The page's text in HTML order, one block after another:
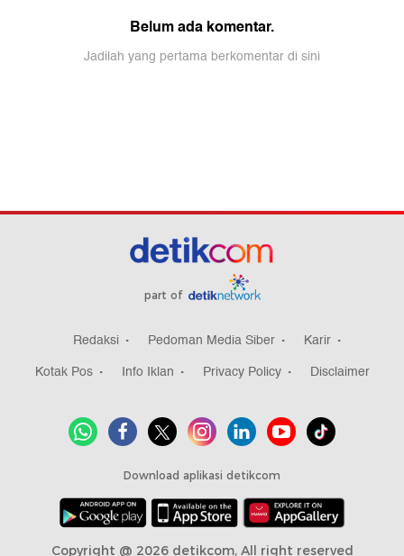
part of
Redaksi Pedoman Media Siber
Karir
Kotak Pos
Info Iklan Privacy Policy Disclaimer
Download aplikasi detikcom
Copyright @ 2026 detikcom, All right reserved